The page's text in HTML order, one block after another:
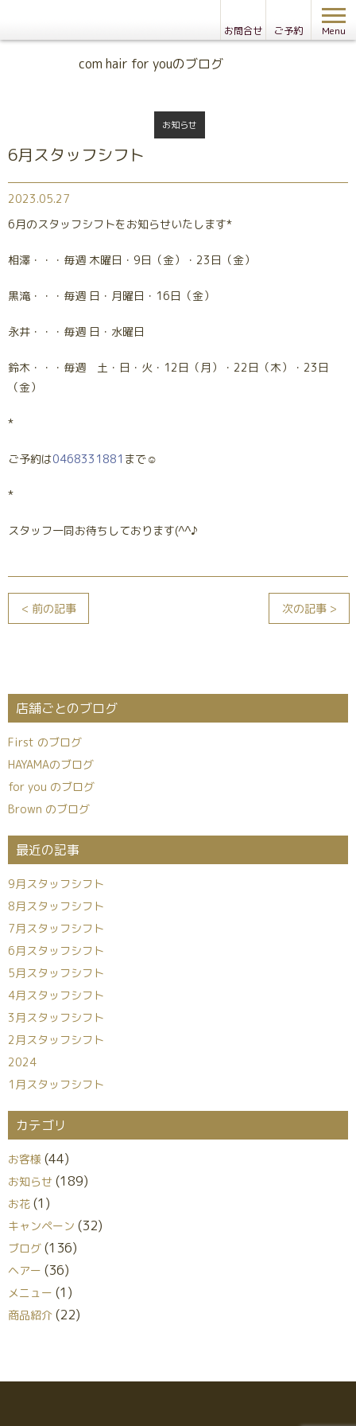
お問合せ ご予約 Menu
com hair for youのブログ
お知らせ
6月スタッフシフト
2023.05.27
6月のスタッフシフトをお知らせいたします*
相澤・・・毎週 木曜日・9日（金）・23日（金）
黒滝・・・毎週 日・月曜日・16日（金）
永井・・・毎週 日・水曜日
鈴木・・・毎週 土・日・火・12日（月）・22日（木）・23日
（金）
*
ご予約は0468331881 まで☺
*
スタッフ一同お待ちしております(^^♪
< 前の記事 次の記事 >
店舗ごとのブログ
First のブログ
HAYAMAのブログ
for you のブログ
Brown のブログ
最近の記事
9月スタッフシフト
8月スタッフシフト
7月スタッフシフト
6月スタッフシフト
5月スタッフシフト
4月スタッフシフト
3月スタッフシフト
2月スタッフシフト
2024
1月スタッフシフト
カテゴリ
お客様 (44)
お知らせ (189)
お花 (1)
キャンペーン (32)
ブログ (136)
ヘアー (36)
メニュー (1)
商品紹介 (22)